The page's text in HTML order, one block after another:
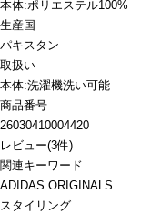
本体:ポリエステル100%
生産国
パキスタン
取扱い
本体:洗濯機洗い可能
商品番号
26030410004420
レビュー(3件)
関連キーワード
ADIDAS ORIGINALS
スタイリング